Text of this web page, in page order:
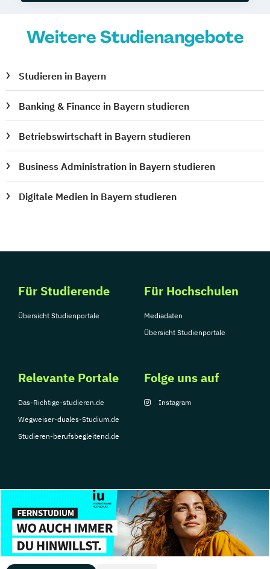
Weitere Studienangebote
Studieren in Bayern
Banking & Finance in Bayern studieren
Betriebswirtschaft in Bayern studieren
Business Administration in Bayern studieren
Digitale Medien in Bayern studieren
Für Studierende
Übersicht Studienportale
Für Hochschulen
Mediadaten
Übersicht Studienportale
Relevante Portale
Das-Richtige-studieren.de
Wegweiser-duales-Studium.de
Studieren-berufsbegleitend.de
Folge uns auf
Instagram
© Copyright 2026, TarGroup Media GmbH
Impressum
Über
uns
Datenschutzerklärung Nutzungsbedingungen